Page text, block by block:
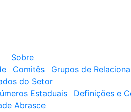
Sobre
Comitês Grupos de
do Setor
Estaduais Definições e
Abrasce